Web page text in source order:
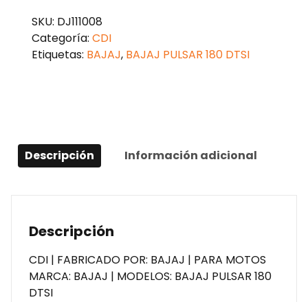
SKU: DJ111008
Categoría: CDI
Etiquetas: BAJAJ, BAJAJ PULSAR 180 DTSI
Descripción Información adicional
Descripción
CDI | FABRICADO POR: BAJAJ | PARA MOTOS
MARCA: BAJAJ | MODELOS: BAJAJ PULSAR 180
DTSI